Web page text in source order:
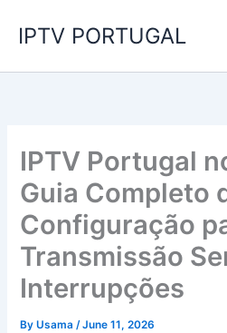
IPTV PORTUGAL
IPTV Portugal
Guia Completo
Configuração
Transmissão
Interrupções
ByUsama/June 11, 2026